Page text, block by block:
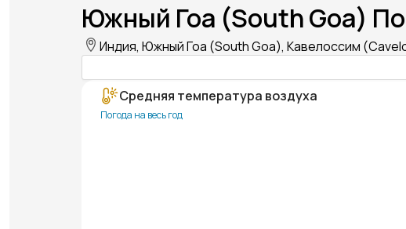
Южный Гоа (South Goa)
Индия, Южный Гоа (South Goa), Кавелоссим
Средняя температура воздуха
Погода на весь год